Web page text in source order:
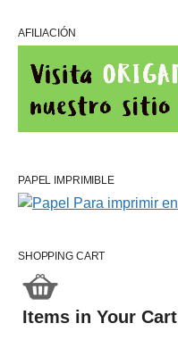
AFILIACIÓN
PAPEL IMPRIMIBLE
SHOPPING CART
Items in Your Cart